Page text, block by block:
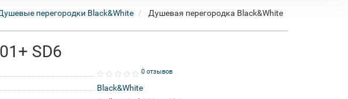
перегородки Black&White
Душевая перегородка Black&White
SD6
0 отзывов
Black&White